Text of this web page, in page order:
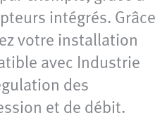
intégrés. Grâce
votre installation
avec Industrie
des
et de débit.